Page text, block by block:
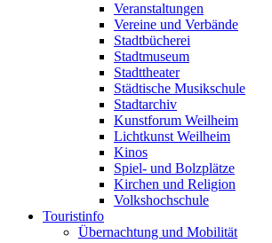
Veranstaltungen
Vereine und Verbände
Stadtbücherei
Stadtmuseum
Stadttheater
Städtische Musikschule
Stadtarchiv
Kunstforum Weilheim
Lichtkunst Weilheim
Kinos
Spiel- und Bolzplätze
Kirchen und Religion
Volkshochschule
Touristinfo
Übernachtung und Mobilität